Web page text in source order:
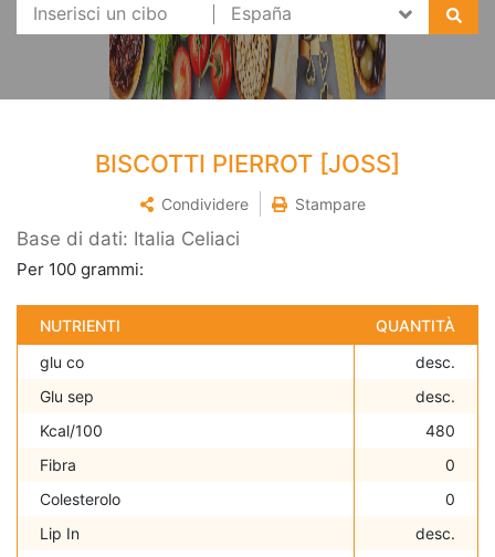
BISCOTTI PIERROT [JOSS]
Condividere Stampare
Base di dati: Italia Celiaci
Per 100 grammi:
NUTRIENTI
QUANTITÀ
glu co
desc.
Glu sep
desc.
Kcal/100
480
Fibra
0
Colesterolo
0
Lip In
desc.